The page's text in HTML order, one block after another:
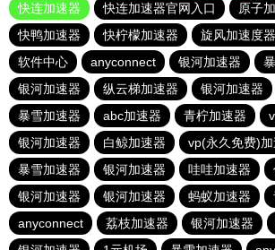
快连加速器
快连加速器官网入口
原子
快鸭加速器
快柠檬加速器 旋风加速度器
软件中心
anyconnect 银河加速器
银河加速器
纵云梯加速器 银河加速器
暴雪加速器
abc加速器 青柠加速器
银河加速器
白鲸加速器
vp(永久免费)加
暴雪加速器
银河加速器 哇哇加速器
银河加速器
银河加速器 蚂蚁加速器
anyconnect
荔枝加速器 银河加速器